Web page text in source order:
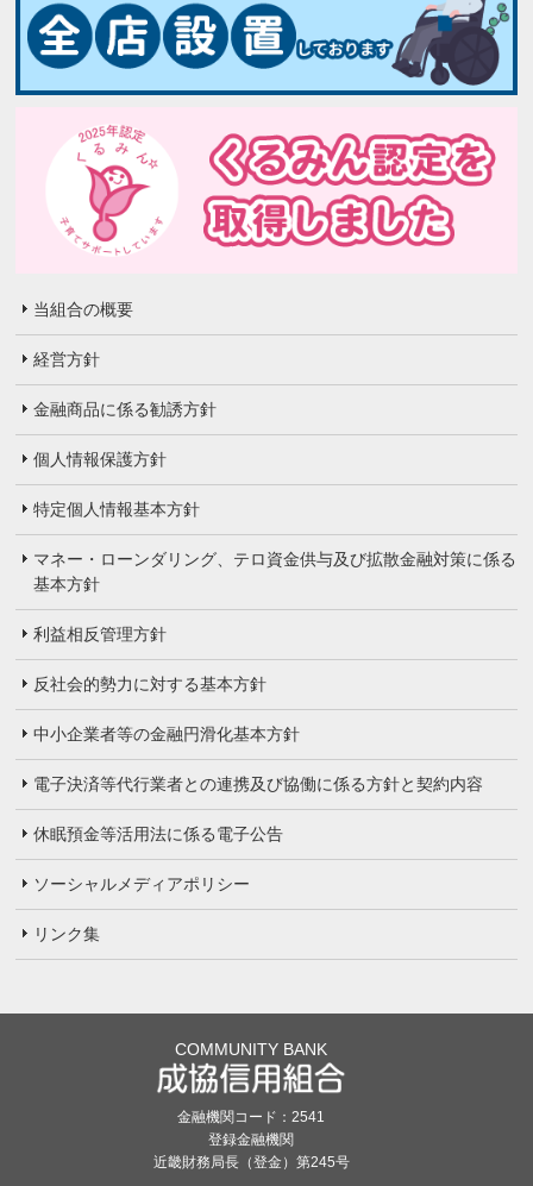
当組合の概要
経営方針
金融商品に係る勧誘方針
個人情報保護方針
特定個人情報基本方針
マネー・ローンダリング、テロ資金供与及び拡散金融対策に係る
基本方針
利益相反管理方針
反社会的勢力に対する基本方針
中小企業者等の金融円滑化基本方針
電子決済等代行業者との連携及び協働に係る方針と契約内容
休眠預金等活用法に係る電子公告
ソーシャルメディアポリシー
リンク集
COMMUNITY BANK
金融機関コード：2541
登録金融機関
近畿財務局長（登金）第245号